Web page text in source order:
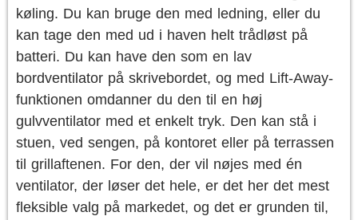
køling. Du kan bruge den med ledning, eller du
kan tage den med ud i haven helt trådløst på
batteri. Du kan have den som en lav
bordventilator på skrivebordet, og med Lift-Away-
funktionen omdanner du den til en høj
gulvventilator med et enkelt tryk. Den kan stå i
stuen, ved sengen, på kontoret eller på terrassen
til grillaftenen. For den, der vil nøjes med én
ventilator, der løser det hele, er det her det mest
fleksible valg på markedet, og det er grunden til,